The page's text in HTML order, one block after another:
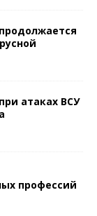
атаках ВСУ
профессий